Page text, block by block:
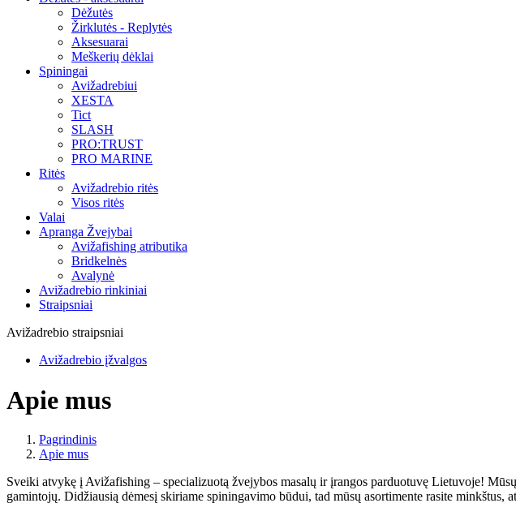
Dėžutės
Žirklutės - Replytės
Aksesuarai
Meškerių dėklai
Spiningai
Avižadrebiui
XESTA
Tict
SLASH
PRO:TRUST
PRO MARINE
Ritės
Avižadrebio ritės
Visos ritės
Valai
Apranga Žvejybai
Avižafishing atributika
Bridkelnės
Avalynė
Avižadrebio rinkiniai
Straipsniai
Avižadrebio straipsniai
Avižadrebio įžvalgos
Apie mus
Pagrindinis
Apie mus
Sveiki atvykę į Avižafishing – specializuotą žvejybos masalų ir įrangos parduotuvę Lietuvoje!
gamintojų. Didžiausią dėmesį skiriame spiningavimo būdui, tad mūsų asortimente rasite minkštus,